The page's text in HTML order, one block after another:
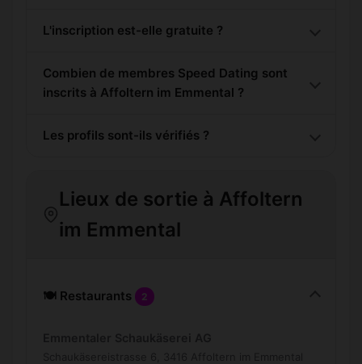
L'inscription est-elle gratuite ?
Combien de membres Speed Dating sont
inscrits à Affoltern im Emmental ?
Les profils sont-ils vérifiés ?
Lieux de sortie à Affoltern
im Emmental
🍽️ Restaurants 2